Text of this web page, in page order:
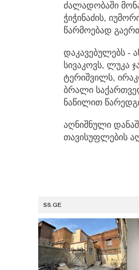
ძალადობაში
ჭიჭინაძის,
წარმოებად
დაკავებულებს -
სივაკოვს, ლუკა
ტერიშვილს,
ბრალი
ნაწილით
აღნიშნული
თავისუფლების
SS.GE